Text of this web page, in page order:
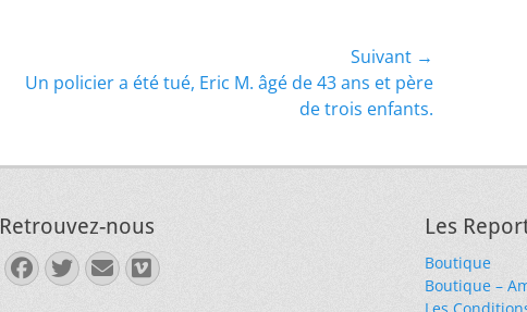
Suivant →
Article
Un policier a été tué, Eric M. âgé de 43 ans et père
de trois enfants.
Retrouvez-nous
Facebook
Twitter
E-
mail
Vimeo
Les
Boutique
Boutique –